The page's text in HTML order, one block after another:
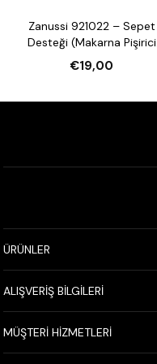
Zanussi 921022 – Sepet
Desteği (Makarna Pişirici
Aksesuarı)
€19,00
ÜRÜNLER
ALIŞVERİŞ BİLGİLERİ
MÜŞTERİ HİZMETLERİ